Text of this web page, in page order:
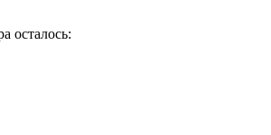
осталось: